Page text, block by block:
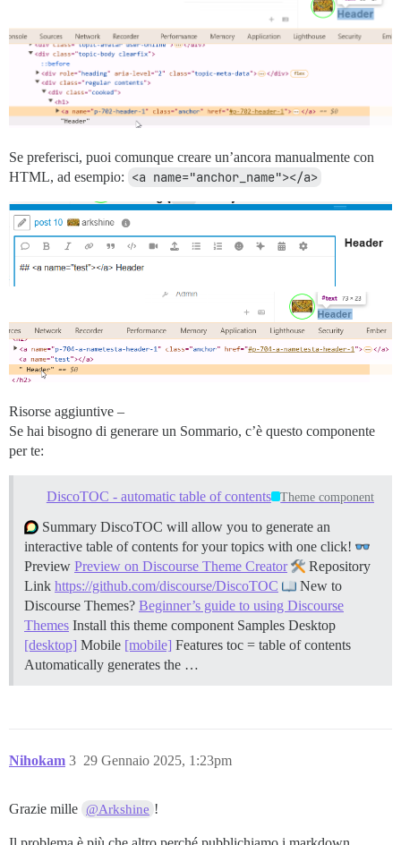
Se preferisci, puoi comunque creare un’ancora manualmente con
HTML, ad esempio: <a name="anchor_name"></a>
Risorse aggiuntive –
Se hai bisogno di generare un Sommario, c’è questo componente
per te:
DiscoTOC - automatic table of contents Theme component
Summary DiscoTOC will allow you to generate an
interactive table of contents for your topics with one click!
Preview Preview on Discourse Theme Creator
Repository
Link https://github.com/discourse/DiscoTOC
New to
Discourse Themes? Beginner’s guide to using Discourse
Themes Install this theme component Samples Desktop
[desktop] Mobile [mobile] Features toc = table of contents
Automatically generates the …
Nihokam 29 Gennaio 2025, 1:23pm
3
Grazie mille @Arkshine !